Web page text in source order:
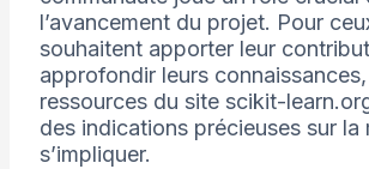
l’avancement du projet. Pour
souhaitent apporter leur
approfondir leurs
ressources du site scikit-
des indications précieuses sur la
s’impliquer.